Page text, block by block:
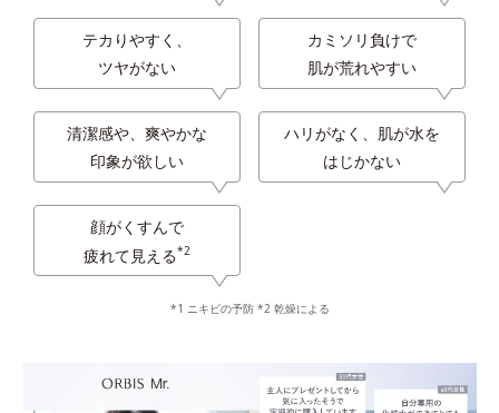
テカりやすく、
ツヤがない
カミソリ負けで
肌が荒れやすい
清潔感や、爽やかな
印象が欲しい
ハリがなく、肌が水を
はじかない
顔がくすんで
疲れて見える*2
*1 ニキビの予防 *2 乾燥による